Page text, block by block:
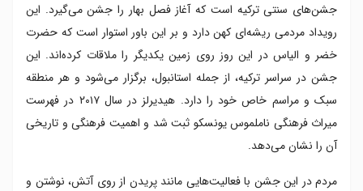
جشن‌های سنتی ترکیه است که آغاز فصل بهار را جشن می‌گیرد. این
رویداد مردمی ریشه‌ای کهن دارد و بر این باور استوار است که حضرت
خضر و الیاس در این روز روی زمین یکدیگر را ملاقات کرده‌اند. این
جشن در سراسر ترکیه، از جمله استانبول، برگزار می‌شود و هر منطقه
سبک و مراسم خاص خود را دارد. هیدیرلز در سال ۲۰۱۷ در فهرست
میراث فرهنگی ناملموس یونسکو ثبت شد و اهمیت فرهنگی و تاریخی
آن را نشان می‌دهد.
مردم در این جشن با فعالیت‌هایی مانند پریدن از روی آتش، نوشتن و